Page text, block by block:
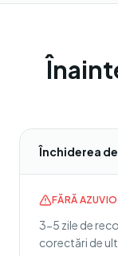
Închiderea
FĂRĂ AZUVIO
3-5 zile de
corectări de